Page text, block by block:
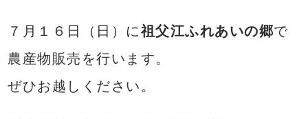
７月１６日（日）に祖父江ふれあいの郷で
農産物販売を行います。
ぜひお越しください。